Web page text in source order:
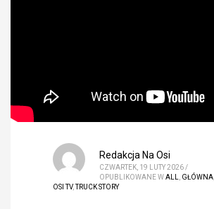
Redakcja Na Osi
CZWARTEK, 19 LUTY 2026 /
OPUBLIKOWANE WALL GŁÓWNA
OSI TV,TRUCK STORY